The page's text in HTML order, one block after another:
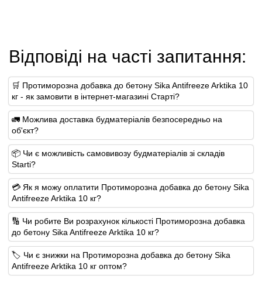
Відповіді на часті запитання:
🛒 Протиморозна добавка до бетону Sika Antifreeze Arktika 10
кг - як замовити в інтернет-магазині Старті?
🚛 Можлива доставка будматеріалів безпосередньо на
об'єкт?
📦 Чи є можливість самовивозу будматеріалів зі складів
Starti?
💳 Як я можу оплатити Протиморозна добавка до бетону Sika
Antifreeze Arktika 10 кг?
🔢 Чи робите Ви розрахунок кількості Протиморозна добавка
до бетону Sika Antifreeze Arktika 10 кг?
🏷️ Чи є знижки на Протиморозна добавка до бетону Sika
Antifreeze Arktika 10 кг оптом?